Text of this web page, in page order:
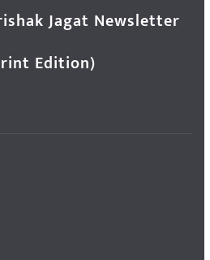
Jagat Newsletter
Edition)